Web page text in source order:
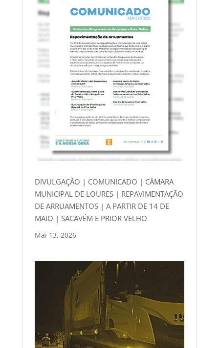
DIVULGAÇÃO | COMUNICADO | CÂMARA
MUNICIPAL DE LOURES | REPAVIMENTAÇÃO
DE ARRUAMENTOS | A PARTIR DE 14 DE
MAIO | SACAVÉM E PRIOR VELHO
Mai 13, 2026